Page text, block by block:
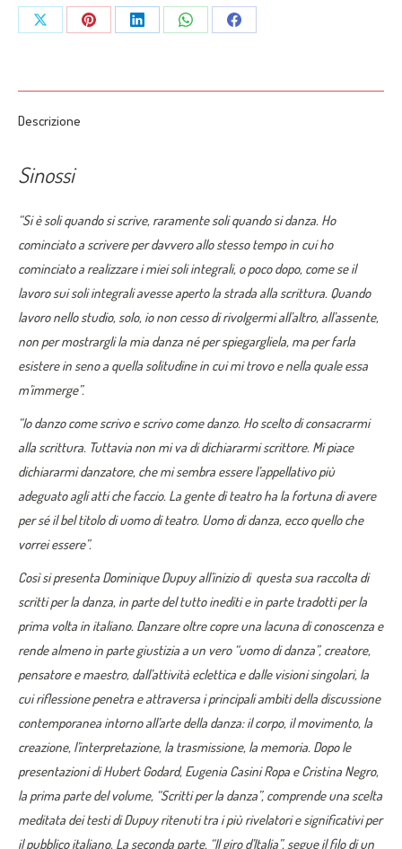
di
Dominique
Share
Share
Share
Share
Share
Descrizione
Sinossi
“Si è soli quando si scrive, raramente soli quando si danza. Ho
cominciato a scrivere per davvero allo stesso tempo in cui ho
cominciato a realizzare i miei soli integrali, o poco dopo, come se il
lavoro sui soli integrali avesse aperto la strada alla scrittura. Quando
lavoro nello studio, solo, io non cesso di rivolgermi all’altro, all’assente,
non per mostrargli la mia danza né per spiegargliela, ma per farla
esistere in seno a quella solitudine in cui mi trovo e nella quale essa
m’immerge”.
“Io danzo come scrivo e scrivo come danzo. Ho scelto di consacrarmi
alla scrittura. Tuttavia non mi va di dichiararmi scrittore. Mi piace
dichiararmi danzatore, che mi sembra essere l’appellativo più
adeguato agli atti che faccio. La gente di teatro ha la fortuna di avere
per sé il bel titolo di uomo di teatro. Uomo di danza, ecco quello che
vorrei essere”.
Così si presenta Dominique Dupuy all’inizio di questa sua raccolta di
scritti per la danza, in parte del tutto inediti e in parte tradotti per la
prima volta in italiano. Danzare oltre copre una lacuna di conoscenza e
rende almeno in parte giustizia a un vero “uomo di danza”, creatore,
pensatore e maestro, dall’attività eclettica e dalle visioni singolari, la
cui riflessione penetra e attraversa i principali ambiti della discussione
contemporanea intorno all’arte della danza: il corpo, il movimento, la
creazione, l’interpretazione, la trasmissione, la memoria. Dopo le
presentazioni di Hubert Godard, Eugenia Casini Ropa e Cristina Negro,
la prima parte del volume, “Scritti per la danza”, comprende una scelta
meditata dei testi di Dupuy ritenuti tra i più rivelatori e significativi per
il pubblico italiano. La seconda parte, “Il giro d’Italia”, segue il filo di un